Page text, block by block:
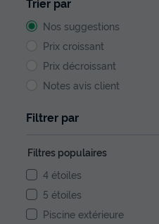
Nos suggestions
Prix croissant
Prix décroissant
Notes avis client
Filtrer par
Filtres populaires
4 étoiles
5 étoiles
Piscine extérieure